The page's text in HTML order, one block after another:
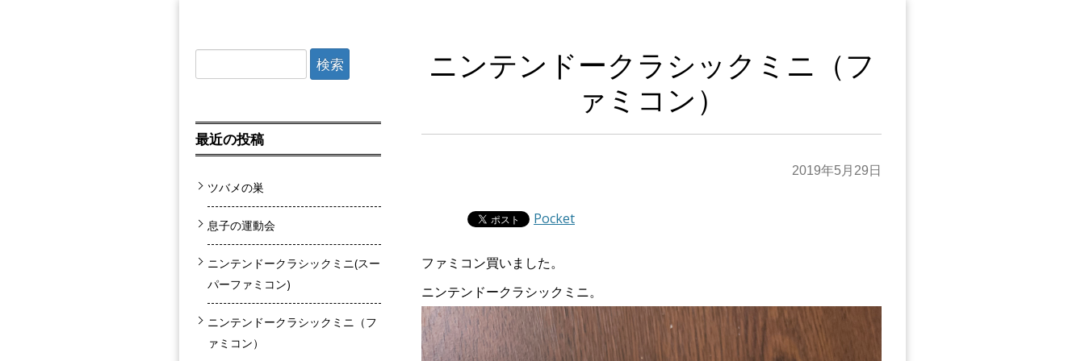
ニンテンドークラシックミニ（フ
ァミコン）
2019年5月29日
Pocket
ファミコン買いました。
ニンテンドークラシックミニ。
最近の投稿
ツバメの巣
息子の運動会
ニンテンドークラシックミニ(スー
パーファミコン)
ニンテンドークラシックミニ（フ
ァミコン）